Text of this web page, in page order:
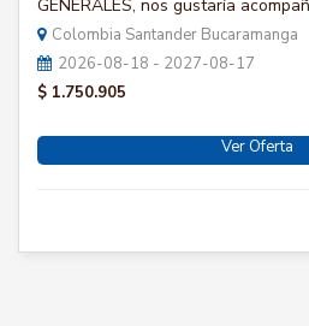
GENERALES, nos gustaría
Colombia Santander Bucaramanga
2026-08-18 - 2027-08-17
$ 1.750.905
Ver Oferta